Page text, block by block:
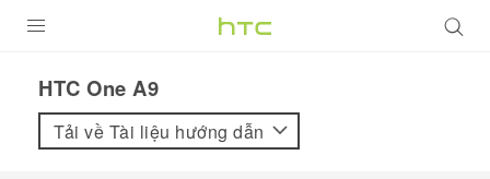
VIVE
HTC One A9‎
Tải về Tài liệu hướng dẫn